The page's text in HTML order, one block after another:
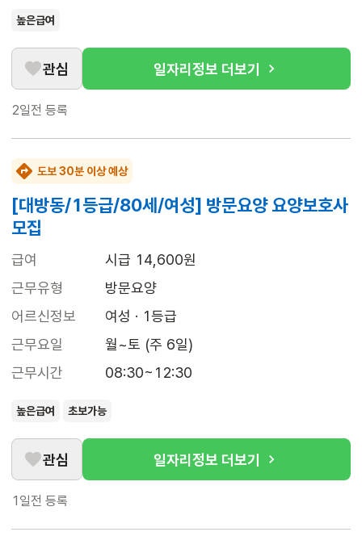
높은급여
관심 일자리정보 더보기
2일전 등록
도보 30분 이상 예상
[대방동/1등급/80세/여성] 방문요양 요양보호사
모집
급여
시급 14,600원
근무유형
방문요양
어르신정보
여성 · 1등급
근무요일
월~토 (주 6일)
근무시간
08:30~12:30
높은급여 초보가능
관심 일자리정보 더보기
1일전 등록